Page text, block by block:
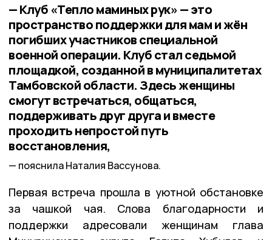
— Клуб «Тепло маминых рук» — это
пространство поддержки для мам и жён
погибших участников специальной
военной операции. Клуб стал седьмой
площадкой, созданной в муниципалитетах
Тамбовской области. Здесь женщины
смогут встречаться, общаться,
поддерживать друг друга и вместе
проходить непростой путь
восстановления,
пояснила Наталия Вассунова.
Первая встреча прошла в уютной обстановке
за чашкой чая. Слова благодарности и
поддержки адресовали женщинам глава